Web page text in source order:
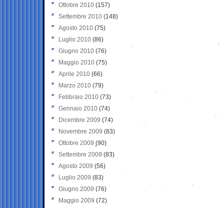
Ottobre 2010 (157)
Settembre 2010 (148)
Agosto 2010 (75)
Luglio 2010 (86)
Giugno 2010 (76)
Maggio 2010 (75)
Aprile 2010 (66)
Marzo 2010 (79)
Febbraio 2010 (73)
Gennaio 2010 (74)
Dicembre 2009 (74)
Novembre 2009 (83)
Ottobre 2009 (90)
Settembre 2009 (83)
Agosto 2009 (56)
Luglio 2009 (83)
Giugno 2009 (76)
Maggio 2009 (72)